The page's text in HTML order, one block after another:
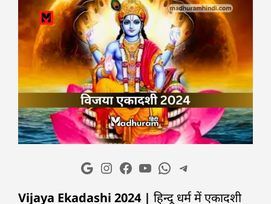
Vijaya Ekadashi 2024 | हिन्दू धर्म में एकादशी